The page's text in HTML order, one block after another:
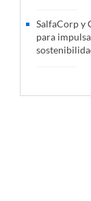
SalfaCorp y
para